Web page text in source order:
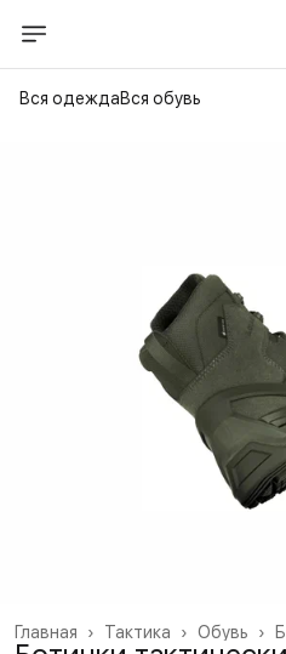
Вся одеждаВся обувь
Обувь ›
Тактика ›
Главная ›